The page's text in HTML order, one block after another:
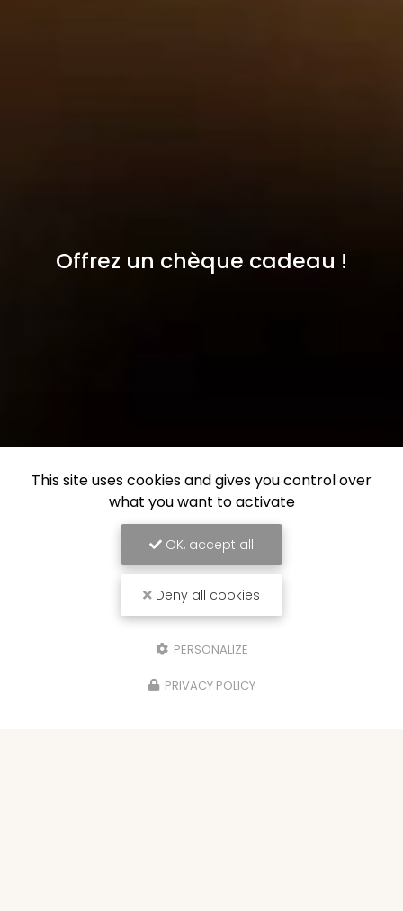
Offrez un chèque cadeau !
This site uses cookies and gives you control over
what you want to activate
OK, accept all
Deny all cookies
PERSONALIZE
PRIVACY POLICY